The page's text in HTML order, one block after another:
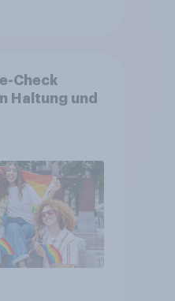
Check
Haltung und